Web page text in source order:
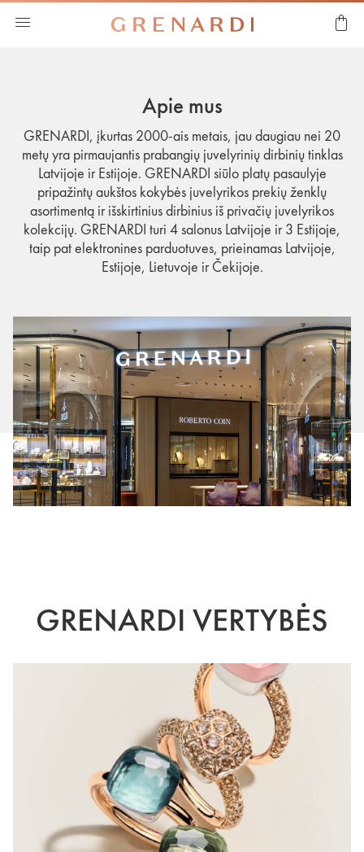
Apie mus
GRENARDI, įkurtas 2000-ais metais, jau daugiau nei 20
metų yra pirmaujantis prabangių juvelyrinių dirbinių tinklas
Latvijoje ir Estijoje. GRENARDI siūlo platų pasaulyje
pripažintų aukštos kokybės juvelyrikos prekių ženklų
asortimentą ir išskirtinius dirbinius iš privačių juvelyrikos
kolekcijų. GRENARDI turi 4 salonus Latvijoje ir 3 Estijoje,
taip pat elektronines parduotuves, prieinamas Latvijoje,
Estijoje, Lietuvoje ir Čekijoje.
GRENARDI VERTYBĖS